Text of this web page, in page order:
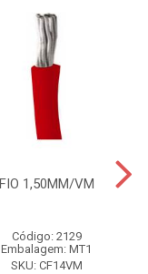
FIO 1,50MM/VM
Código: 2129
Embalagem: MT1
SKU: CF14VM